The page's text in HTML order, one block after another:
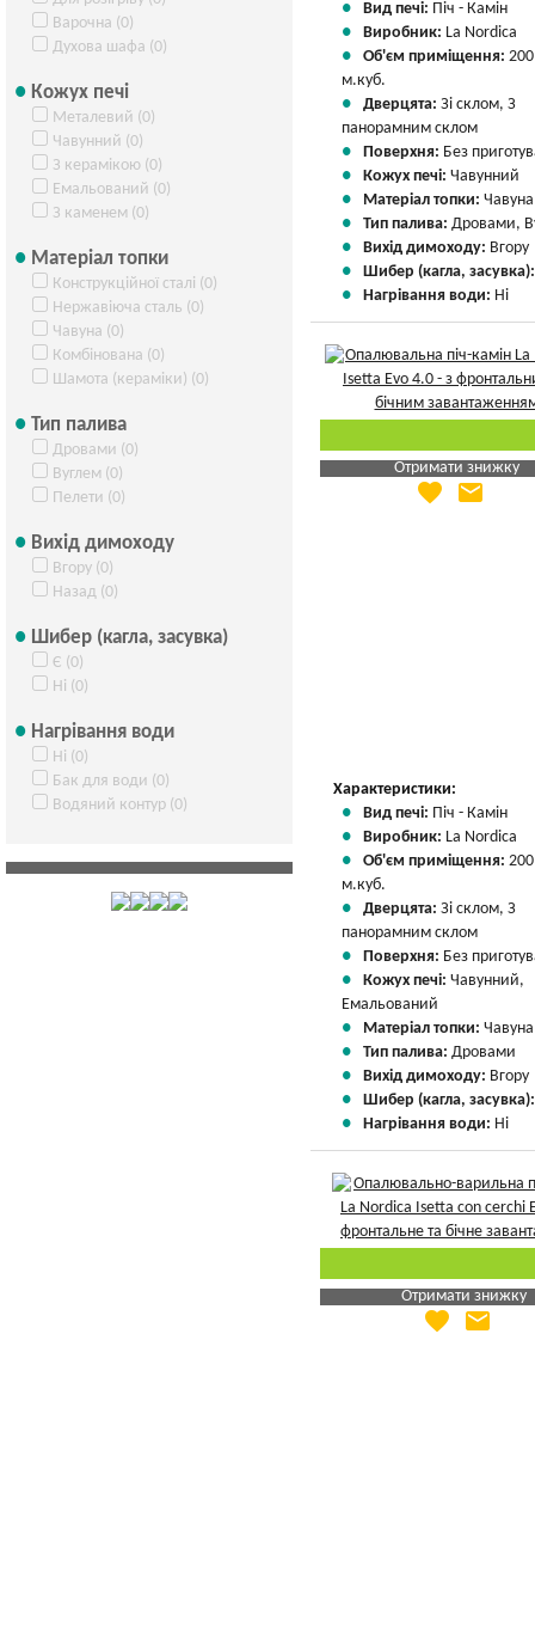
Варочна (0)
Духова шафа (0)
Кожух печі
Металевий (0)
Чавунний (0)
З керамікою (0)
Емальований (0)
З каменем (0)
Матеріал топки
Конструкційної сталі (0)
Нержавіюча сталь (0)
Чавуна (0)
Комбінована (0)
Шамота (кераміки) (0)
Тип палива
Дровами (0)
Вуглем (0)
Пелети (0)
Вихід димоходу
Вгору (0)
Назад (0)
Шибер (кагла, засувка)
Є (0)
Ні (0)
Нагрівання води
Ні (0)
Бак для води (0)
Водяний контур (0)
Вид печі: Піч - Камін
Виробник: La Nordica
Об'єм приміщення:
м.куб.
Дверцята: Зі склом, З
панорамним склом
Поверхня: Без
Кожух печі: Чавунний
Матеріал топки: Чавуна
Тип палива: Дровами,
Вихід димоходу: Вгору
Шибер (кагла,
Нагрівання води: Ні
Отримати знижку
Яка Ваша ціна
favorite email
Характеристики:
Вид печі: Піч - Камін
Виробник: La Nordica
Об'єм приміщення:
м.куб.
Дверцята: Зі склом, З
панорамним склом
Поверхня: Без
Кожух печі: Чавунний,
Емальований
Матеріал топки: Чавуна
Тип палива: Дровами
Вихід димоходу: Вгору
Шибер (кагла,
Нагрівання води: Ні
Отримати знижку
Яка Ваша ціна
favorite email